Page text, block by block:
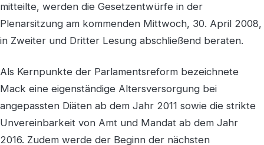
mitteilte, werden die Gesetzentwürfe in der
Plenarsitzung am kommenden Mittwoch, 30. April 2008,
in Zweiter und Dritter Lesung abschließend beraten.
Als Kernpunkte der Parlamentsreform bezeichnete
Mack eine eigenständige Altersversorgung bei
angepassten Diäten ab dem Jahr 2011 sowie die strikte
Unvereinbarkeit von Amt und Mandat ab dem Jahr
2016. Zudem werde der Beginn der nächsten